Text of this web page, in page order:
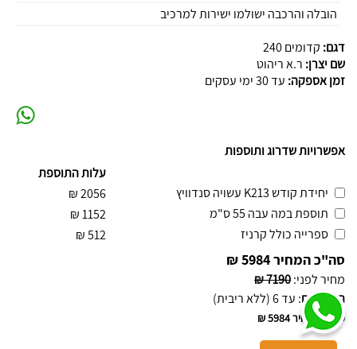
הובלה והרכבה ישולמו ישירות למרכיב
דגם: קדומים 240
שם יצרן: ר.א ריהוט
זמן אספקה: עד 30 ימי עסקים
אפשרויות שדרוג ותוספות
עלות התוספת
יחידת קודש K213 עשויה סנדוויץ
2056
₪
תוספת במה עבה 55 ס"מ
1152
₪
ספרייה כולל קרניז
512
₪
סה"כ המחיר5984 ₪
מחיר לפני:
7190 ₪
תשלומים: עד 6 (ללא ריבית)
סה"כ המחיר5984 ₪